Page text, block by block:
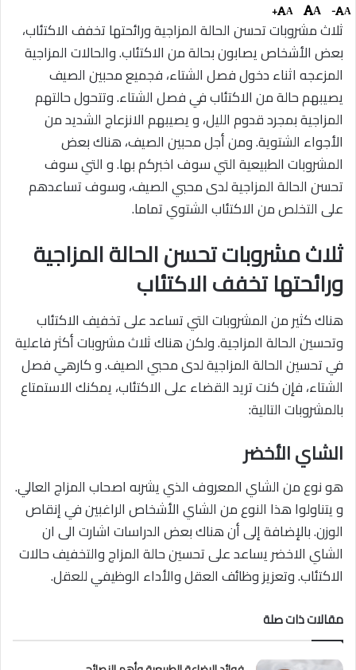
A
-
A
A
+
ثلاث مشروبات تحسن الحالة المزاجية ورائحتها تخفف الاكتئاب،
بعض الأشخاص يصابون بحالة من الاكتئاب. والحالات المزاجية
المزعجه اثناء دخول فصل الشتاء، فجميع محبين الصيف
يصيبهم حالة من الاكتئاب في فصل الشتاء. وتتحول حالتهم
المزاجية بمجرد قدوم الليل، و يصيبهم الانزعاج الشديد من
الأجواء الشتوية. ومن أجل محبين الصيف، هناك بعض
المشروبات الطبيعية التي سوف اخبركم بها. و التي سوف
تحسن الحالة المزاجية لدى محبي الصيف، وسوف تساعدهم
على التخلص من الاكتئاب الشتوي تماما.
ثلاث مشروبات تحسن الحالة المزاجية
ورائحتها تخفف الاكتئاب
هناك كثير من المشروبات التي تساعد على تخفيف الاكتئاب
وتحسين الحالة المزاجية. ولكن هناك ثلاث مشروبات أكثر فاعلية
في تحسين الحالة المزاجية لدى محبي الصيف. و كارهي فصل
الشتاء، فإن كنت تريد القضاء على الاكتئاب، يمكنك الاستمتاع
بالمشروبات التالية:
الشاي الأخضر
هو نوع من الشاي المعروف الذي يشربه اصحاب المزاج العالي.
و يتناولوا هذا النوع من الشاي الأشخاص الراغبين في إنقاص
الوزن. بالإضافة إلى أن هناك بعض الدراسات اشارت الى ان
الشاي الاخضر يساعد على تحسين حالة المزاج والتخفيف حالات
الاكتئاب. وتعزيز وظائف العقل والأداء الوظيفي للعقل.
مقالات ذات صلة